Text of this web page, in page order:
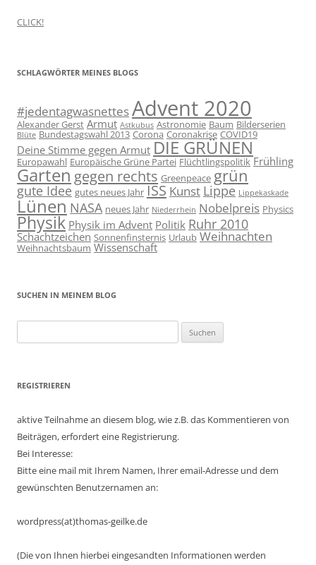
CLICK!
SCHLAGWÖRTER MEINES BLOGS
#jedentagwasnettesAdvent 2020
Alexander Gerst Armut Astkubus Astronomie Baum Bilderserien
Blüte Bundestagswahl 2013 Corona Coronakrise COVID19
Deine Stimme gegen Armut DIE GRÜNEN
Europawahl Europäische Grüne Partei Flüchtlingspolitik Frühling
Garten gegen rechts Greenpeace grün
gute Idee gutes neues Jahr ISS Kunst Lippe Lippekaskade
Lünen NASA neues Jahr Niederrhein Nobelpreis Physics
Physik Physik im Advent Politik Ruhr 2010
Schachtzeichen Sonnenfinsternis Urlaub Weihnachten
Weihnachtsbaum Wissenschaft
SUCHEN IN MEINEM BLOG
nach:
REGISTRIEREN
aktive Teilnahme an diesem blog, wie z.B. das Kommentieren von
Beiträgen, erfordert eine Registrierung.
Bei Interesse:
Bitte eine mail mit Ihrem Namen, Ihrer email-Adresse und dem
gewünschten Benutzernamen an:
wordpress(at)thomas-geilke.de
(Die von Ihnen hierbei eingesandten Informationen werden